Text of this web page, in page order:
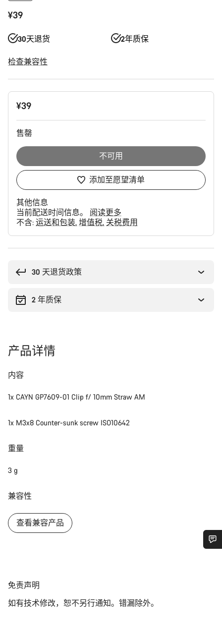
¥39
30天退货 2年质保
检查兼容性
产
¥39
售罄
不可用
添加至愿望清单
其他信息
当前配送时间信息。 阅读更多
不含: 运送和包装 增值税 关税费用
30 天退货政策
2 年质保
产品详情
内容
1x CAYN GP7609-01 Clip f/ 10mm Straw AM
1x M3x8 Counter-sunk screw ISO10642
重量
3 g
兼容性
查看兼容产品
免
声
免责声明
如有技术修改，恕不另行通知。错漏除外。
我们的客户支持专家正在等待为您答疑解惑。